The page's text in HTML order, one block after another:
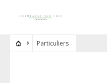
Particuliers